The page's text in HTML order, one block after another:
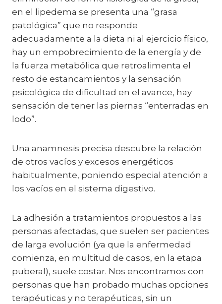
en el lipedema se presenta una “grasa
patológica” que no responde
adecuadamente a la dieta ni al ejercicio físico,
hay un empobrecimiento de la energía y de
la fuerza metabólica que retroalimenta el
resto de estancamientos y la sensación
psicológica de dificultad en el avance, hay
sensación de tener las piernas “enterradas en
lodo”.
Una anamnesis precisa descubre la relación
de otros vacíos y excesos energéticos
habitualmente, poniendo especial atención a
los vacíos en el sistema digestivo.
La adhesión a tratamientos propuestos a las
personas afectadas, que suelen ser pacientes
de larga evolución (ya que la enfermedad
comienza, en multitud de casos, en la etapa
puberal), suele costar. Nos encontramos con
personas que han probado muchas opciones
terapéuticas y no terapéuticas, sin un